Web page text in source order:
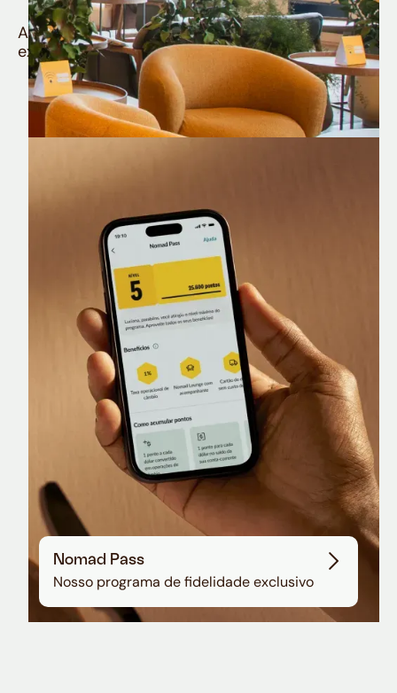
muito mais
Aproveite todos os benefícios e vantagens
exclusivas da sua Conta Internacional
Nomad Lounge
Sala VIP no Aeroporto de Guarulhos
Nomad Pass
Nosso programa de fidelidade exclusivo